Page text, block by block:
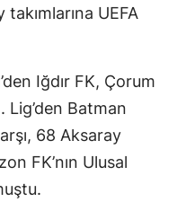
UEFA
Iğdır FK, Çorum
Lig’den Batman
68 Aksaray
FK’nın Ulusal